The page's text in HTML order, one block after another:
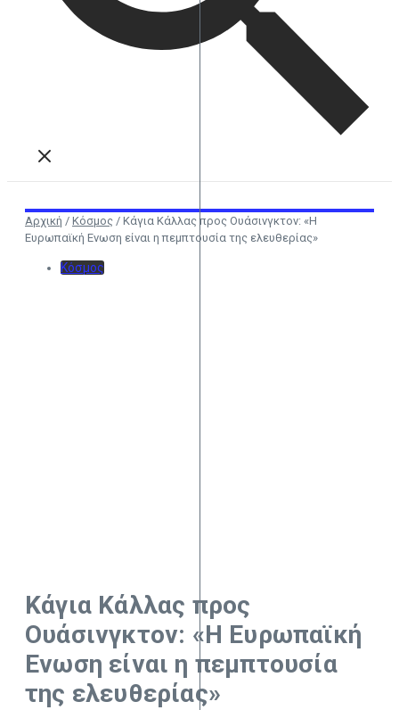
Αρχική / Κόσμος / Κάγια Κάλλας προς Ουάσινγκτον: «Η
Ευρωπαϊκή Ενωση είναι η πεμπτουσία της ελευθερίας»
Κόσμος
Κάγια Κάλλας προς
Ουάσινγκτον: «Η Ευρωπαϊκή
Ενωση είναι η πεμπτουσία
της ελευθερίας»